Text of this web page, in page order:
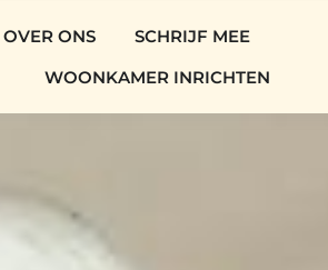
OVER ONS
SCHRIJF MEE
WOONKAMER INRICHTEN